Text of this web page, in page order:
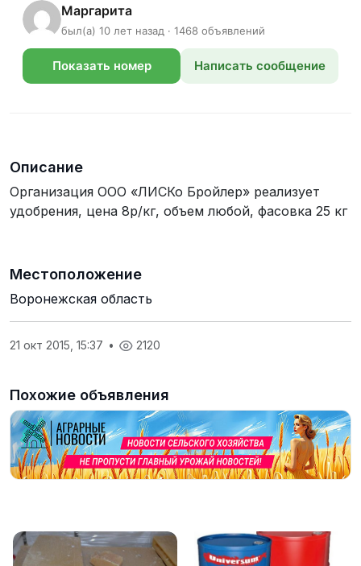
Маргарита
был(а) 10 лет назад · 1468 объявлений
Показать номер Написать сообщение
Описание
Организация ООО «ЛИСКо Бройлер» реализует
удобрения, цена 8р/кг, объем любой, фасовка 25 кг
Местоположение
Воронежская область
21 окт 2015, 15:37 • 2120
Похожие объявления